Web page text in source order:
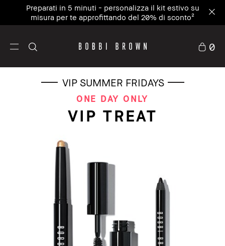
Preparati in 5 minuti - personalizza il kit estivo su
misura per te approfittando del 20% di sconto²
0
VIP SUMMER FRIDAYS
ONE DAY ONLY
VIP TREAT